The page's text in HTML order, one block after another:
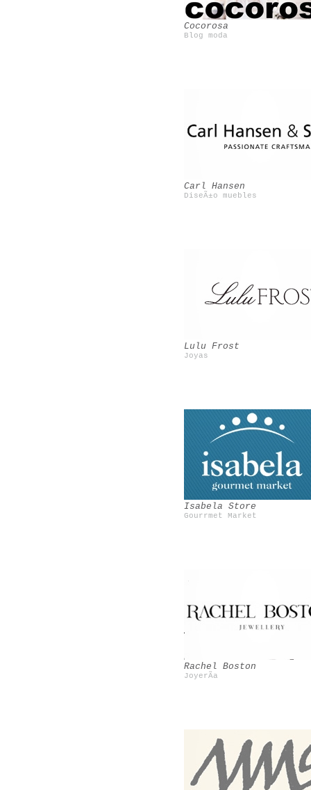
Cocorosa
Blog moda
Carl Hansen
DiseÃ±o muebles
Slinkachu
Lulu Frost
Joyas
Le blog de Betty
Isabela Store
Gourrmet Market
Poncelet
Rachel Boston
JoyerÃ­a
Vintage
Shourouk